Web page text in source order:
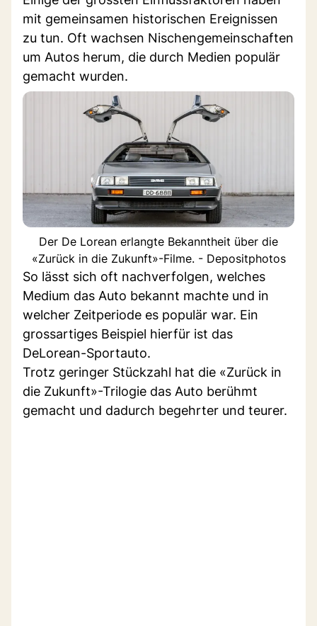
mit gemeinsamen historischen Ereignissen
zu tun. Oft wachsen Nischengemeinschaften
um Autos herum, die durch Medien populär
gemacht wurden.
Der De Lorean erlangte Bekanntheit über die
«Zurück in die Zukunft»-Filme. - Depositphotos
So lässt sich oft nachverfolgen, welches
Medium das Auto bekannt machte und in
welcher Zeitperiode es populär war. Ein
grossartiges Beispiel hierfür ist das
DeLorean-Sportauto.
Trotz geringer Stückzahl hat die «Zurück in
die Zukunft»-Trilogie das Auto berühmt
gemacht und dadurch begehrter und teurer.